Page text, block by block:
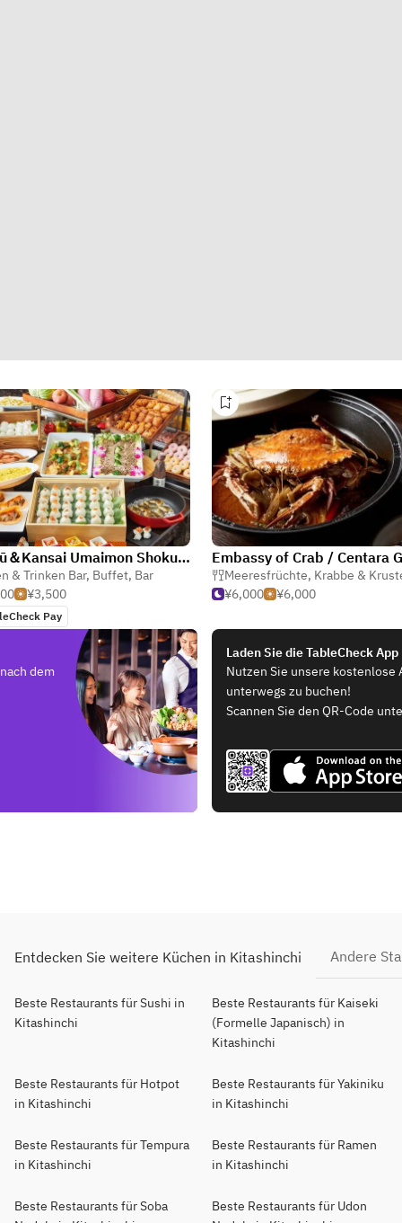
Wagyū＆Kansai Umaimon Shokuzai RESTAURANT&BAR 17CLUB APA HOTEL&RESORT 〈OSAKA NAMBA EKIMAE TOWER〉
& Trinken Bar, Buffet, Bar
¥3,500
Pay
Meeresfrüchte, Krabbe &
¥6,000
¥6,000
dem
Laden Sie die TableCheck
Nutzen Sie unsere kostenlose
unterwegs zu buchen!
Scannen Sie den QR-Code
Entdecken Sie weitere Küchen in Kitashinchi Andere
Beste Restaurants für Sushi in
Kitashinchi
Beste Restaurants für Kaiseki
(Formelle Japanisch) in
Kitashinchi
Beste Restaurants für Hotpot
in Kitashinchi
Beste Restaurants für Yakiniku
in Kitashinchi
Beste Restaurants für Tempura
in Kitashinchi
Beste Restaurants für Ramen
in Kitashinchi
Beste Restaurants für Soba
Beste Restaurants für Udon